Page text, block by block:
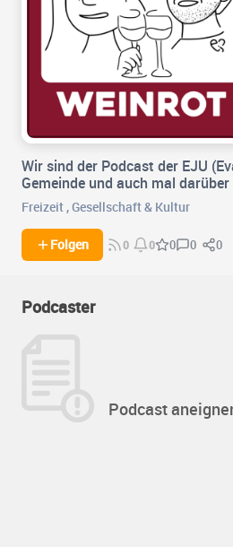
Wir sind der Podcast der EJU
Gemeinde und auch mal
Freizeit ,Gesellschaft & Kultur
Folgen 0 0 0 0 0
Podcaster
Podcast